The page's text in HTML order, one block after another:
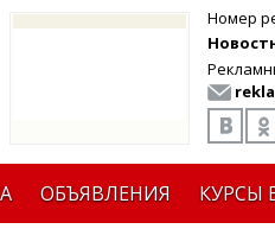
Номер
ОБЪЯВЛЕНИЯ КУРСЫ